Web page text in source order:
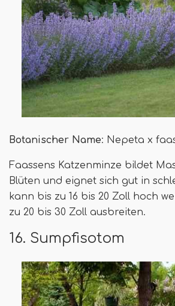
Botanischer Name: Nepeta x
Faassens Katzenminze bildet
Blüten und eignet sich gut in
kann bis zu 16 bis 20 Zoll hoch
zu 20 bis 30 Zoll ausbreiten.
16. Sumpfisotom